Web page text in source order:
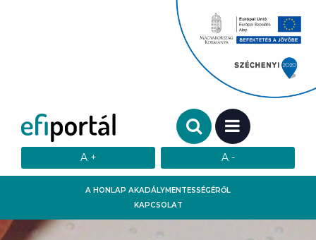
A HONLAP AKADÁLYMENTESSÉGÉRŐL
KAPCSOLAT
Keresendő szó:
MENÜ